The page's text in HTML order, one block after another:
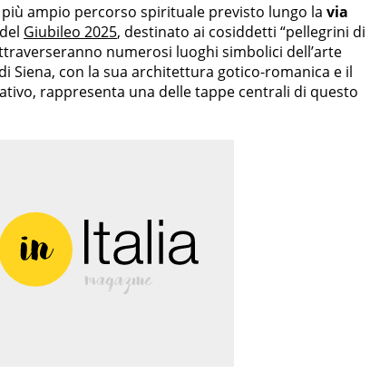
più ampio percorso spirituale previsto lungo la via
Giubileo 2025, destinato ai cosiddetti “pellegrini di
numerosi luoghi simbolici dell’arte
Siena, con la sua architettura gotico-romanica e il
rappresenta una delle tappe centrali di questo